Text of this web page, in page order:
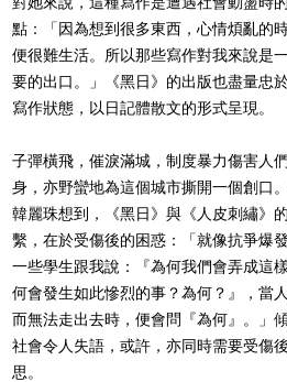
點：「因為想到很多東西，心情煩亂的時
便很難生活。所以那些寫作對我來說是
要的出口。」《黑日》的出版也盡量忠
寫作狀態，以日記體散文的形式呈現。
子彈橫飛，催淚滿城，制度暴力傷害人
身，亦野蠻地為這個城市撕開一個創口
韓麗珠想到，《黑日》與《人皮刺繡》
繫，在於受傷後的困惑：「就像抗爭爆發
一些學生跟我說：『為何我們會弄成這
何會發生如此慘烈的事？為何？』，當
而無法走出去時，便會問『為何』。」
社會令人失語，或許，亦同時需要受傷
思。